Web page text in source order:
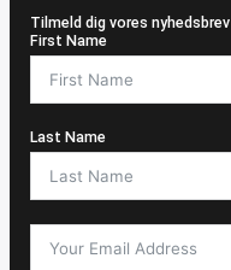
Tilmeld dig vores nyhedsbrev
First Name
Last Name